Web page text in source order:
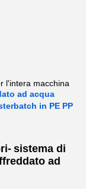
l'intera macchina
ad acqua
in PE PP
- sistema di
ad